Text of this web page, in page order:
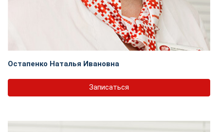
Остапенко Наталья Ивановна
Записаться